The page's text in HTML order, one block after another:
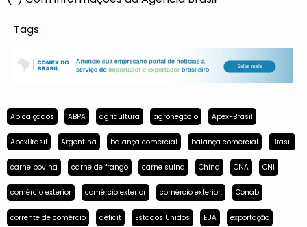
Tags:
Abicalçados ABPA agricultura agronegócio Apex-Brasil
ApexBrasil Argentina balança comercial balança comercial Brasil
carne bovina carne de frango carne suína China CNA CNI
comércio exterior comércio exterior comércio exterior. Conab
corrente de comércio déficit Estados Unidos EUA exportação